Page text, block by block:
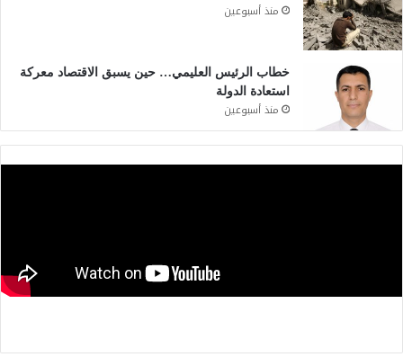
منذ أسبوعين
خطاب الرئيس العليمي… حين يسبق الاقتصاد معركة
استعادة الدولة
منذ أسبوعين